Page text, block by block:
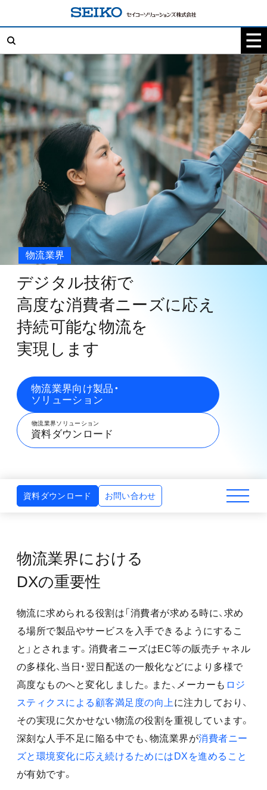
ツ
へ
ス
ッ
プ
索:
物流業界
デジタル技術で
高度な消費者ニーズに応え
持続可能な物流を
実現します
物流業界向け製品・
ソリューション
物流業界ソリューション
資料ダウンロード
資料ダウンロード お問い合わせ
物流業界における
DXの重要性
物流に求められる役割は「消費者が求める時に、求め
る場所で製品やサービスを入手できるようにするこ
と」とされます。消費者ニーズはEC等の販売チャネル
の多様化、当日・翌日配送の一般化などにより多様で
高度なものへと変化しました。また、メーカーも ロジ
スティクスによる顧客満足度の向上 に注力しており、
その実現に欠かせない物流の役割を重視しています。
深刻な人手不足に陥る中でも、物流業界が消費者ニー
ズと環境変化に応え続けるためにはDXを進めること
が有効です。